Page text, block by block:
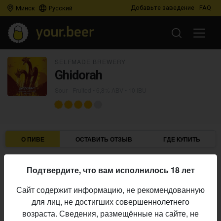
Минск Русский Добавьте заведение FAQ
Ghidorah
О ПИВЕ ОСТАВИТЬ ОТЗЫВ ГДЕ КУПИТЬ
Пивоварня:
Алкоголь:
6,8%
Горечь:
10 IBU
Начало
Подтвердите, что вам исполнилось 18 лет
Сайт содержит информацию, не рекомендованную
для лиц, не достигших совершеннолетнего
возраста. Сведения, размещённые на сайте, не